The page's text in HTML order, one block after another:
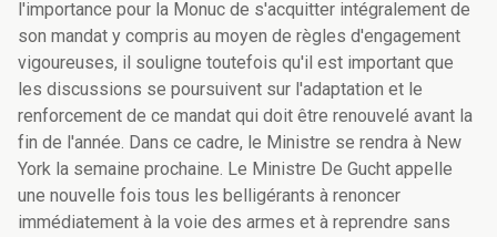
l'importance pour la Monuc de s'acquitter intégralement de
son mandat y compris au moyen de règles d'engagement
vigoureuses, il souligne toutefois qu'il est important que
les discussions se poursuivent sur l'adaptation et le
renforcement de ce mandat qui doit être renouvelé avant la
fin de l'année. Dans ce cadre, le Ministre se rendra à New
York la semaine prochaine. Le Ministre De Gucht appelle
une nouvelle fois tous les belligérants à renoncer
immédiatement à la voie des armes et à reprendre sans